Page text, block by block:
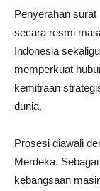
Penyerahan
secara resmi
Indonesia
memperkuat
kemitraan
dunia.
Prosesi diawali
Merdeka.
kebangsaan